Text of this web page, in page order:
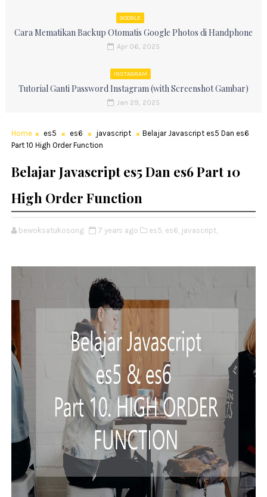
GOOGLE
Cara Mematikan Backup Otomatis Google Photos di Handphone
Apr 06, 2025
INSTAGRAM
Tutorial Ganti Password Instagram (with Screenshot Gambar)
Jan 29, 2025
Home es5 es6 javascript
Belajar Javascript es5 Dan es6
Part 10 High Order Function
Belajar Javascript es5 Dan es6 Part 10
High Order Function
bewoksatukosong 7 years ago es5, es6, javascript,